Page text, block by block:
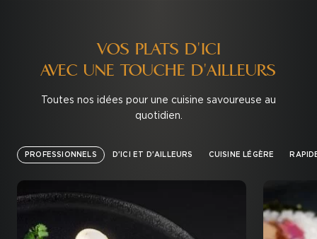
VOS PLATS D'ICI
AVEC UNE TOUCHE D'AILLEURS
Toutes nos idées pour une cuisine savoureuse au
quotidien.
PROFESSIONNELS D'ICI ET D'AILLEURS CUISINE LÉGÈRE